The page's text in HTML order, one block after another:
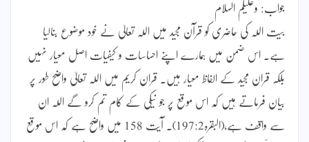
جواب: وعلیکم السلام
بیت اللہ کی حاضری کو قرآن مجید میں اللہ تعالیٰ نے خود موضوع بنالیا
ہے۔ اس ضمن میں ہمارے اپنے احساسات و کیفیات اصل معیار نہیں
بلکہ قران مجید کے الفاظ معیار ہیں۔ قران کریم میں اللہ تعالیٰ واضح طور پر
بیان فرماتے ہیں کہ اس موقع پر جو نیکی کے کام تم کرو گے اللہ ان
سے واقف ہے،(البقرہ197:2)۔ آیت 158 میں واضح ہے کہ اس موقع